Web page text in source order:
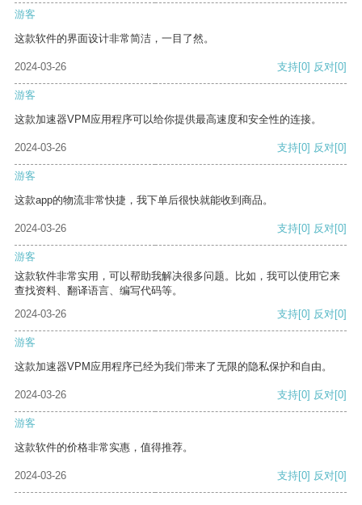
游客
这款软件的界面设计非常简洁，一目了然。
2024-03-26 支持[0] 反对[0]
游客
这款加速器VPM应用程序可以给你提供最高速度和安全性的连接。
2024-03-26 支持[0] 反对[0]
游客
这款app的物流非常快捷，我下单后很快就能收到商品。
2024-03-26 支持[0] 反对[0]
游客
这款软件非常实用，可以帮助我解决很多问题。比如，我可以使用它来
查找资料、翻译语言、编写代码等。
2024-03-26
支持[0] 反对[0]
游客
这款加速器VPM应用程序已经为我们带来了无限的隐私保护和自由。
2024-03-26 支持[0] 反对[0]
游客
这款软件的价格非常实惠，值得推荐。
2024-03-26 支持[0] 反对[0]